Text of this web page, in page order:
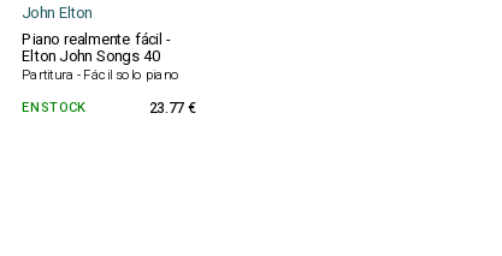
John Elton
Piano realmente fácil -
Elton John Songs 40
Partitura - Fácil solo piano
EN STOCK 23.77 €